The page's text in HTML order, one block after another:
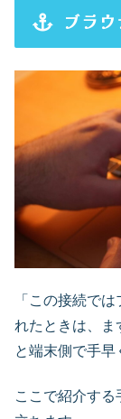
ブラ
「この接続で
れたときは、ま
と端末側で手早
ここで紹介す